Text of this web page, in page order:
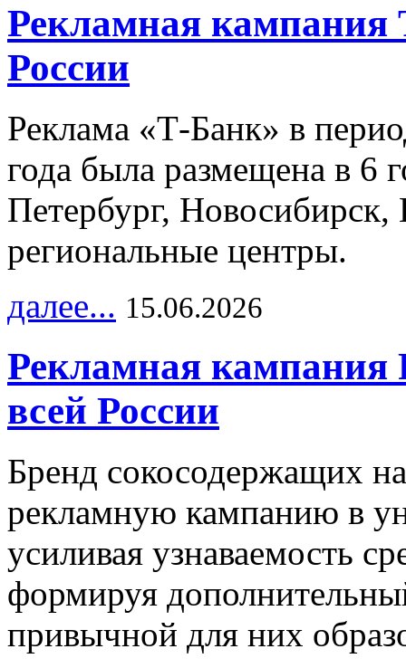
Рекламная кампания
России
Реклама «Т-Банк» в
года была размещена в 6
Петербург,
региональные центры.
далее... 15.06.2026
Рекламная
всей России
Бренд сокосодержащих
рекламную кампанию в
усиливая узнаваемость
формируя
привычной для них